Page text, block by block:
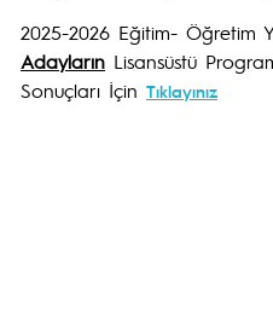
2025-2026 Eğitim- Öğretim
Adayların Lisansüstü
Sonuçları İçin Tıklayınız